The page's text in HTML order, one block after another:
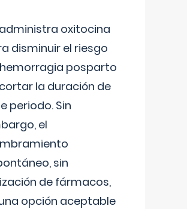
oxitocina
disminuir el riesgo
posparto
la duración de
periodo. Sin
el
sin
de fármacos,
opción aceptable